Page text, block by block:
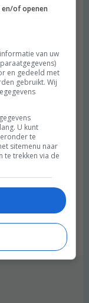
knap ook dat
maar vond het
om een
even letten op
Amber Alberda en
wat leesmateriaal
of openen
van uw
en gedeeld met
gebruikt. Wij
U kunt
te
sitemenu naar
te trekken via de